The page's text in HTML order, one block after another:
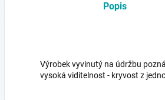
Popis
Výrobek vyvinutý na údržbu
vysoká viditelnost - kryvost z